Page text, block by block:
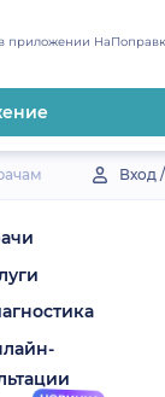
приложении
Вход